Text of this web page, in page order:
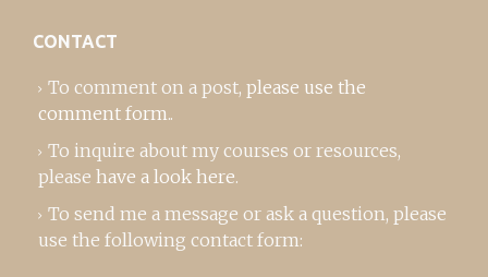
CONTACT
To comment on a post, please use the
comment form..
To inquire about my courses or resources,
please have a look here.
To send me a message or ask a question, please
use the following contact form: